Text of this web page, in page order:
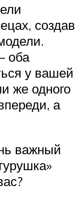
создав
оба
у вашей
же одного
а
важный